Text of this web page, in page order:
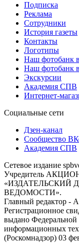
Подписка
Реклама
Сотрудники
История газеты
Контакты
Логотипы
Наш фотобанк
Наш фотобанк
Экскурсии
Академия СПВ
Интернет-
Социальные сети
Дзен-канал
Сообщество
Академия СПВ
Сетевое издание
Учредитель
«ИЗДАТЕЛЬСКИЙ
ВЕДОМОСТИ».
Главный редактор -
Регистрационное
выдано Федеральной
информационных
(Роскомнадзор) 03